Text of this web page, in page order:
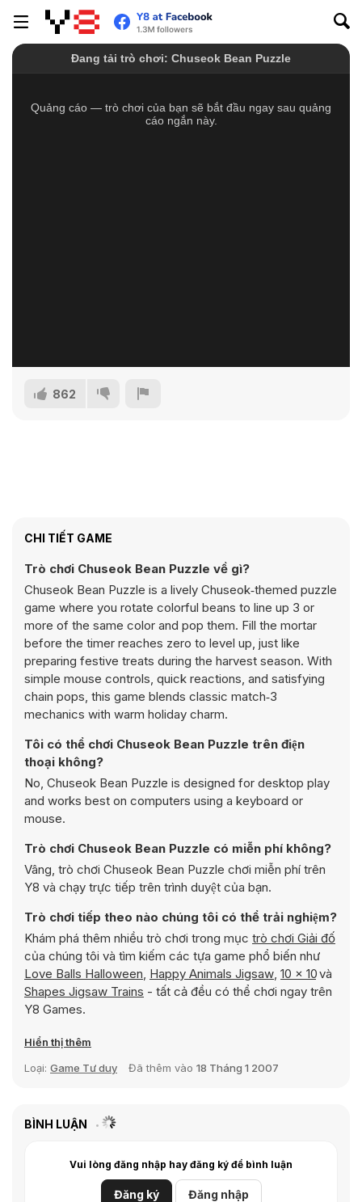
862
CHI TIẾT GAME
Trò chơi Chuseok Bean Puzzle về gì?
Chuseok Bean Puzzle is a lively Chuseok‑themed puzzle
game where you rotate colorful beans to line up 3 or
more of the same color and pop them. Fill the mortar
before the timer reaches zero to level up, just like
preparing festive treats during the harvest season. With
simple mouse controls, quick reactions, and satisfying
chain pops, this game blends classic match‑3
mechanics with warm holiday charm.
Tôi có thể chơi Chuseok Bean Puzzle trên điện
thoại không?
No, Chuseok Bean Puzzle is designed for desktop play
and works best on computers using a keyboard or
mouse.
Trò chơi Chuseok Bean Puzzle có miễn phí không?
Vâng, trò chơi Chuseok Bean Puzzle chơi miễn phí trên
Y8 và chạy trực tiếp trên trình duyệt của bạn.
Trò chơi tiếp theo nào chúng tôi có thể trải nghiệm?
Khám phá thêm nhiều trò chơi trong mục trò chơi Giải đố
của chúng tôi và tìm kiếm các tựa game phổ biến như
Love Balls Halloween, Happy Animals Jigsaw, 10 x 10và
Shapes Jigsaw Trains - tất cả đều có thể chơi ngay trên
Y8 Games.
Hiển thị thêm
Loại: Game Tư duy Đã thêm vào 18 Tháng 1 2007
BÌNH LUẬN
Vui lòng đăng nhập hay đăng ký để bình luận
Đăng ký Đăng nhập